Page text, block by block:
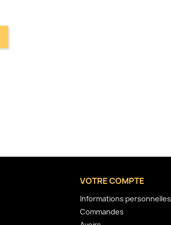
VOTRE COMPTE
Informations personnelles
Commandes